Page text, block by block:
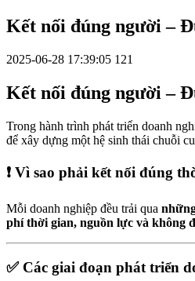
Kết nối đúng người –
2025-06-28 17:39:05 121
Kết nối đúng người –
Trong hành trình phát triển doanh
để xây dựng một hệ sinh thái chuỗi
❗ Vì sao phải kết nối đúng
Mỗi doanh nghiệp đều trải qua
phí thời gian, nguồn lực và không
✅ Các giai đoạn phát triển